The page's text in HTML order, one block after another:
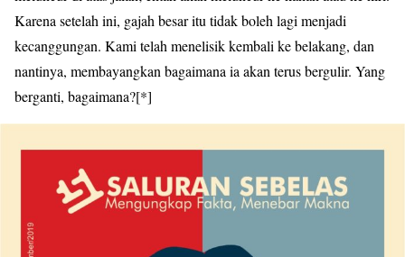
Karena setelah ini, gajah besar itu tidak boleh lagi menjadi
kecanggungan. Kami telah menelisik kembali ke belakang, dan
nantinya, membayangkan bagaimana ia akan terus bergulir. Yang
berganti, bagaimana?[*]